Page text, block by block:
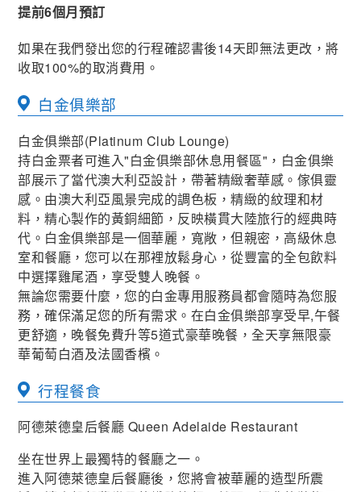
提前6個月預訂
如果在我們發出您的行程確認書後14天即無法更改，將
收取100%的取消費用。
白金俱樂部
白金俱樂部(Platinum Club Lounge)
持白金票者可進入"白金俱樂部休息用餐區"，白金俱樂
部展示了當代澳大利亞設計，帶著精緻奢華感。傢俱靈
感。由澳大利亞風景完成的調色板，精緻的紋理和材
料，精心製作的黃銅細節，反映橫貫大陸旅行的經典時
代。白金俱樂部是一個華麗，寬敞，但親密，高級休息
室和餐廳，您可以在那裡放鬆身心，從豐富的全包飲料
中選擇雞尾酒，享受雙人晚餐。
無論您需要什麼，您的白金專用服務員都會隨時為您服
務，確保滿足您的所有需求。在白金俱樂部享受早,午餐
更舒適，晚餐免費升等5道式豪華晚餐，全天享無限豪
華葡萄白酒及法國香檳。
行程餐食
阿德萊德皇后餐廳 Queen Adelaide Restaurant
坐在世界上最獨特的餐廳之一。
進入阿德萊德皇后餐廳後，您將會被華麗的造型所震